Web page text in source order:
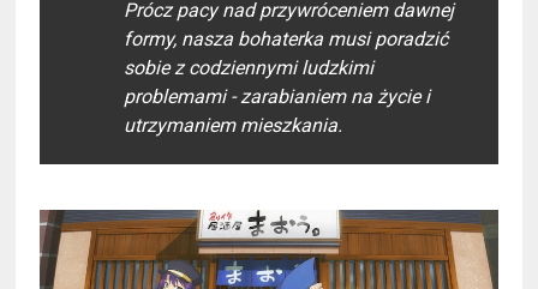
Prócz pacy nad przywróceniem dawnej
formy, nasza bohaterka musi poradzić
sobie z codziennymi ludzkimi
problemami - zarabianiem na życie i
utrzymaniem mieszkania.